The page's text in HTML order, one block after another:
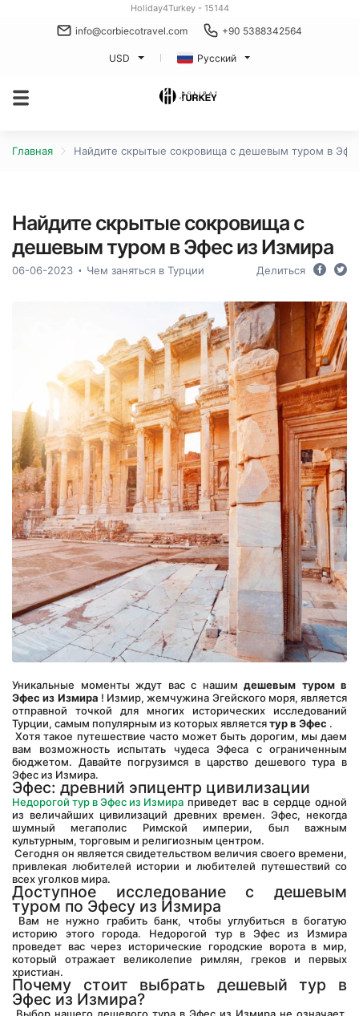
Holiday4Turkey - 15144
info@corbiecotravel.com +90 5388342564
USD Русский
Главная Найдите скрытые сокровища с дешевым туром в
Найдите скрытые сокровища с
дешевым туром в Эфес из Измира
06-06-2023 Чем заняться в Турции Делиться
Уникальные моменты ждут вас с нашим дешевым туром в
Эфес из Измира ! Измир, жемчужина Эгейского моря, является
отправной точкой для многих исторических исследований
Турции, самым популярным из которых является тур в Эфес .
Хотя такое путешествие часто может быть дорогим, мы даем
вам возможность испытать чудеса Эфеса с ограниченным
бюджетом. Давайте погрузимся в царство дешевого тура в
Эфес из Измира.
Эфес: древний эпицентр цивилизации
Недорогой тур в Эфес из Измира приведет вас в сердце одной
из величайших цивилизаций древних времен. Эфес, некогда
шумный мегаполис Римской империи, был важным
культурным, торговым и религиозным центром.
Сегодня он является свидетельством величия своего времени,
привлекая любителей истории и любителей путешествий со
всех уголков мира.
Доступное исследование с дешевым
туром по Эфесу из Измира
историю этого города. Недорогой тур в Эфес из Измира
проведет вас через исторические городские ворота в мир,
который отражает великолепие римлян, греков и первых
христиан.
Почему стоит выбрать дешевый тур в
Эфес из Измира?